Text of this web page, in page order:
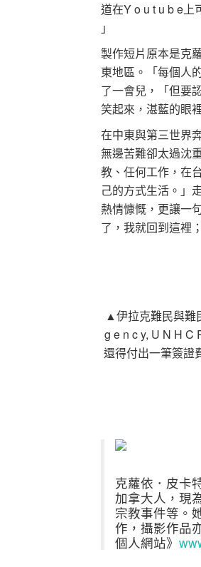
道在Y o u t u b e上
」
製作短片原本是克
東地區。「每個人
了一會兒，「但要
笑起來，湛藍的眼
在中東與第三世界
無邊苦難卻太過沈
教、任何工作，在
己的方式生活。」
熱情慷慨，更讓一
了，我就回到這裡
▲伊拉克難民與難
g e n c y, U N H C
還得付出一筆簽證
克蘿依．皮卡
加拿大人，現
宗教事件等。
作，攝影作品
個人網站》